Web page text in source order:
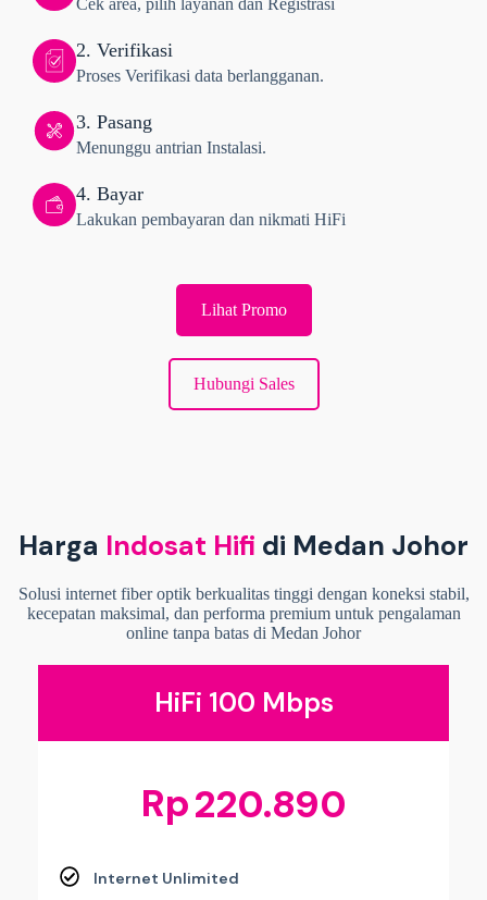
Cek area, pilih layanan dan Registrasi
2. Verifikasi
Proses Verifikasi data berlangganan.
3. Pasang
Menunggu antrian Instalasi.
4. Bayar
Lakukan pembayaran dan nikmati HiFi
Lihat Promo
Hubungi Sales
Harga Indosat Hifi di Medan Johor
Solusi internet fiber optik berkualitas tinggi dengan koneksi stabil,
kecepatan maksimal, dan performa premium untuk pengalaman
online tanpa batas di Medan Johor
HiFi 100 Mbps
Rp220.890
Internet Unlimited